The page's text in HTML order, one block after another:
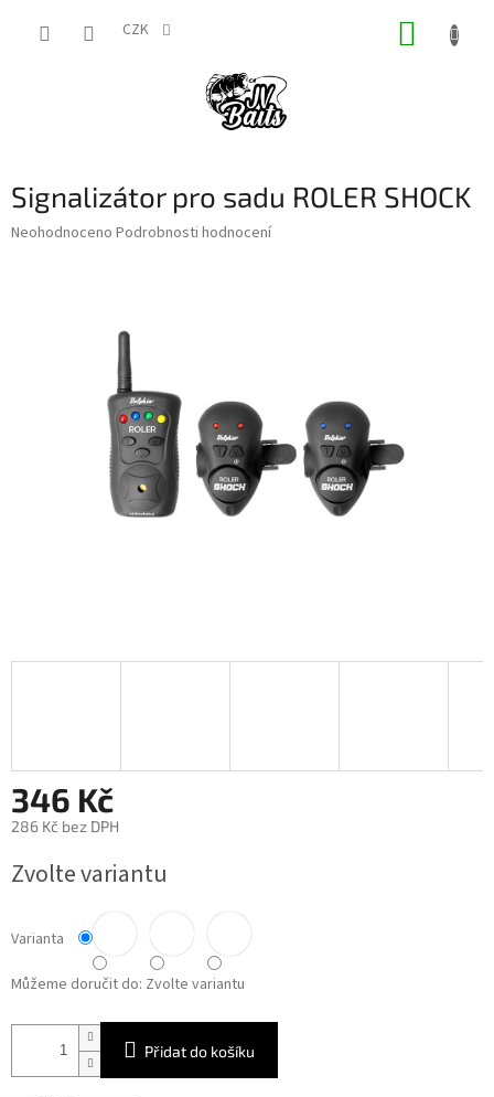
CZK
Signalizátor pro sadu ROLER SHOCK
Průměrné
Neohodnoceno Podrobnosti hodnocení
346 Kč
286 Kč bez DPH
cena:
Zvolte variantu
Varianta
Můžeme doručit do: Zvolte variantu
Přidat do košíku